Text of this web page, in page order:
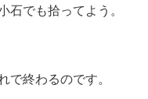
でも拾ってよう。
で終わるのです。